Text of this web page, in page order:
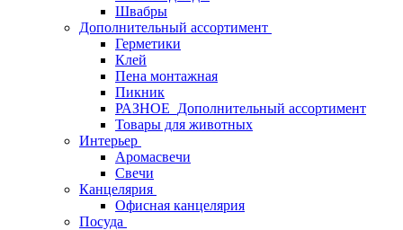
Швабры
Дополнительный ассортимент
Герметики
Клей
Пена монтажная
Пикник
РАЗНОЕ_Дополнительный ассортимент
Товары для животных
Интерьер
Аромасвечи
Свечи
Канцелярия
Офисная канцелярия
Посуда